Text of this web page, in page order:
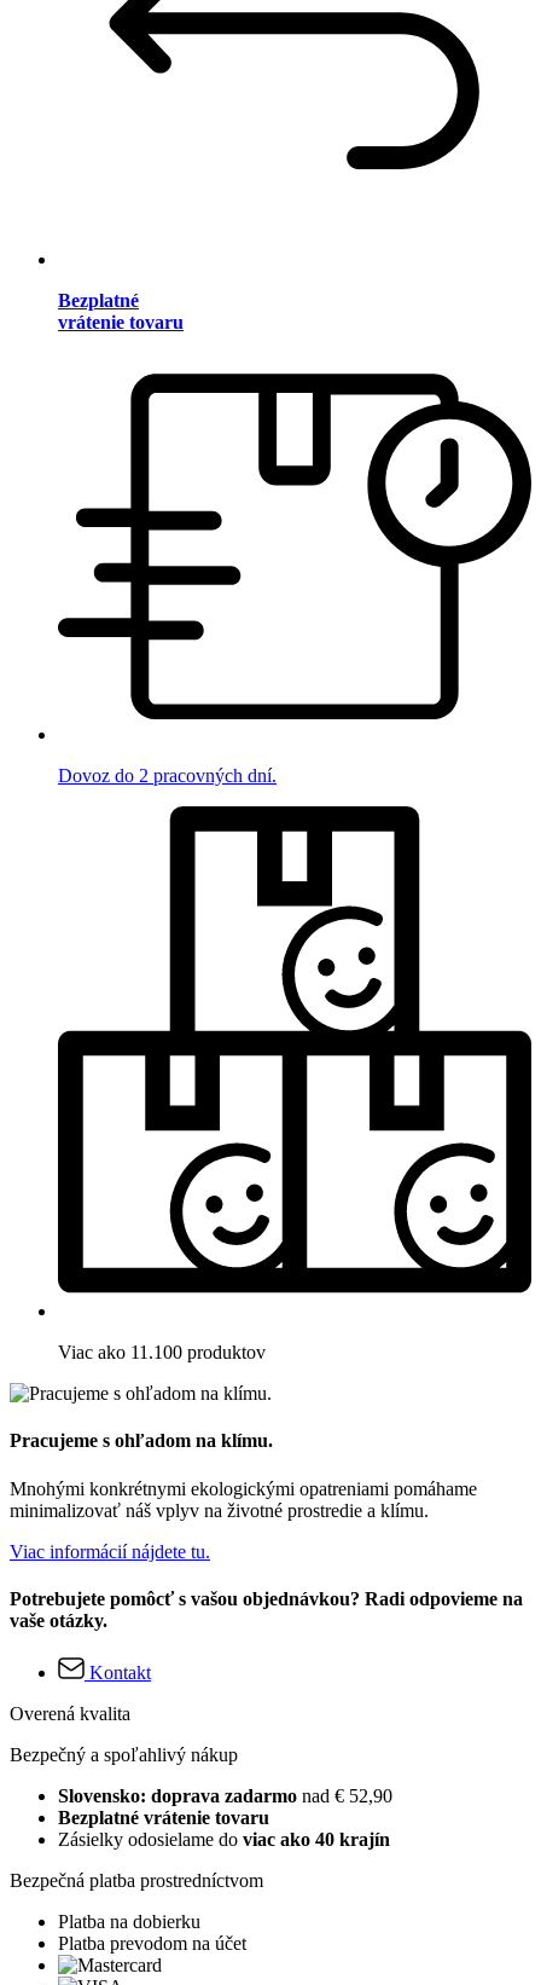
Bezplatné
vrátenie tovaru
Dovoz do 2 pracovných dní.
Viac ako 11.100 produktov
Pracujeme s ohľadom na klímu.
Mnohými konkrétnymi ekologickými opatreniami pomáhame
minimalizovať náš vplyv na životné prostredie a klímu.
Viac informácií nájdete tu.
Potrebujete pomôcť s vašou objednávkou? Radi odpovieme na
vaše otázky.
Kontakt
Overená kvalita
Bezpečný a spoľahlivý nákup
Slovensko: doprava zadarmo nad € 52,90
Bezplatné vrátenie tovaru
Zásielky odosielame do viac ako 40 krajín
Bezpečná platba prostredníctvom
Platba na dobierku
Platba prevodom na účet